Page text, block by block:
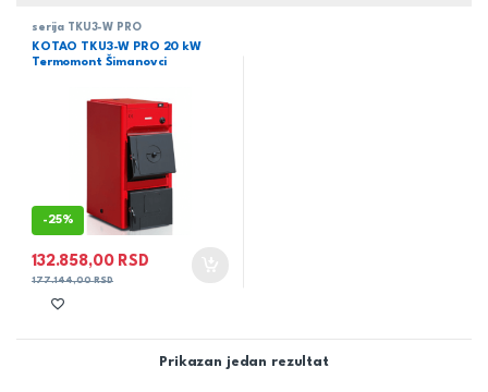
serija TKU3-W PRO
KOTAO TKU3-W PRO 20 kW
Termomont Šimanovci
-25%
132.858,00 RSD
177.144,00RSD
Prikazan jedan rezultat